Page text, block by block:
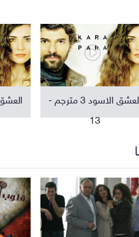
العشق الاسود 3 مترجم -
13